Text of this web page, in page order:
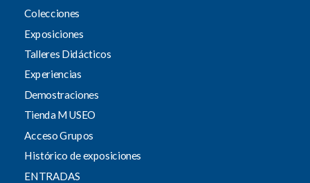
Colecciones
Exposiciones
Talleres Didácticos
Experiencias
Demostraciones
Tienda MUSEO
Acceso Grupos
Histórico de exposiciones
ENTRADAS